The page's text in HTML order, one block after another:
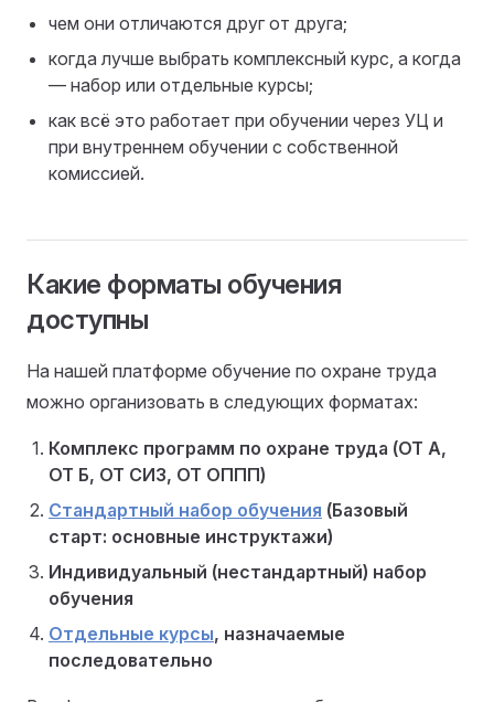
чем они отличаются друг от друга;
когда лучше выбрать комплексный курс, а когда
— набор или отдельные курсы;
как всё это работает при обучении через УЦ и
при внутреннем обучении с собственной
комиссией.
Какие форматы обучения
доступны
На нашей платформе обучение по охране труда
можно организовать в следующих форматах:
Комплекс программ по охране труда (ОТ А,
ОТ Б, ОТ СИЗ, ОТ ОППП)
Стандартный набор обучения (Базовый
старт: основные инструктажи)
Индивидуальный (нестандартный) набор
обучения
Отдельные курсы, назначаемые
последовательно